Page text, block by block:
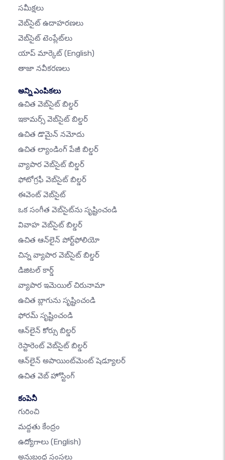
సమీక్షలు
వెబ్‌సైట్ ఉదాహరణలు
వెబ్‌సైట్ టెంప్లేట్‌లు
యాప్ మార్కెట్ (English)
తాజా నవీకరణలు
అన్ని ఎంపికలు
ఉచిత వెబ్‌సైట్ బిల్డర్
ఇకామర్స్ వెబ్‌సైట్ బిల్డర్
ఉచిత డొమైన్ నమోదు
ఉచిత ల్యాండింగ్ పేజీ బిల్డర్
వ్యాపార వెబ్‌సైట్ బిల్డర్
ఫోటోగ్రఫీ వెబ్‌సైట్ బిల్డర్
ఈవెంట్ వెబ్‌సైట్
ఒక సంగీత వెబ్‌సైట్‌ను సృష్టించండి
వివాహ వెబ్‌సైట్ బిల్డర్
ఉచిత ఆన్‌లైన్ పోర్ట్‌ఫోలియో
చిన్న వ్యాపార వెబ్‌సైట్ బిల్డర్
డిజిటల్ కార్డ్
వ్యాపార ఇమెయిల్ చిరునామా
ఉచిత బ్లాగును సృష్టించండి
ఫోరమ్ సృష్టించండి
ఆన్‌లైన్ కోర్సు బిల్డర్
రెస్టారెంట్ వెబ్‌సైట్ బిల్డర్
ఆన్‌లైన్ అపాయింట్‌మెంట్ షెడ్యూలర్
ఉచిత వెబ్ హోస్టింగ్
కంపెనీ
గురించి
మద్దతు కేంద్రం
ఉద్యోగాలు (English)
అనుబంధ సంస్థలు